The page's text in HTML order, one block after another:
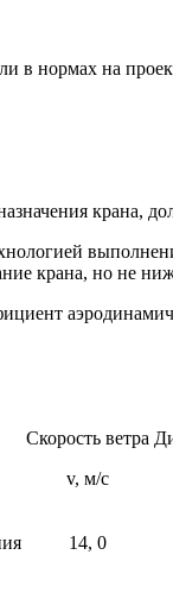
в нормах на
крана,
крана, но не
Скорость ветра
v, м/с
14, 0